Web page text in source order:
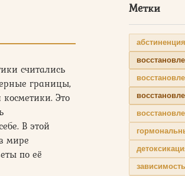
считались
границы,
Это
В этой
мире
по её
Метки
абстиненция